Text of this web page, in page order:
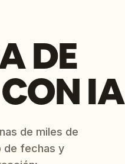
DE
IA
de miles de
de fechas y